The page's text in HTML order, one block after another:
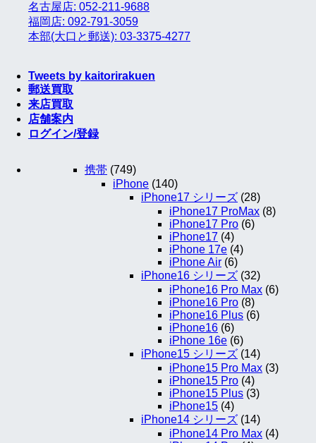
名古屋店: 052-211-9688
福岡店: 092-791-3059
本部(大口と郵送): 03-3375-4277
Tweets by kaitorirakuen
郵送買取
来店買取
店舗案内
ログイン/登録
携帯 (749)
iPhone (140)
iPhone17 シリーズ (28)
iPhone17 ProMax (8)
iPhone17 Pro (6)
iPhone17 (4)
iPhone 17e (4)
iPhone Air (6)
iPhone16 シリーズ (32)
iPhone16 Pro Max (6)
iPhone16 Pro (8)
iPhone16 Plus (6)
iPhone16 (6)
iPhone 16e (6)
iPhone15 シリーズ (14)
iPhone15 Pro Max (3)
iPhone15 Pro (4)
iPhone15 Plus (3)
iPhone15 (4)
iPhone14 シリーズ (14)
iPhone14 Pro Max (4)